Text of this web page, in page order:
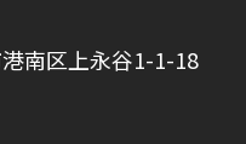
南区上永谷1-1-18